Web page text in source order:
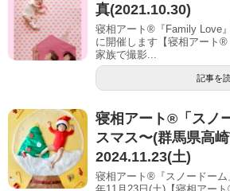
真(2021.10.30)
寝相アート®『Family Love
に開催します【寝相アート®︎
家族で撮影...
記事を
寝相アート®「スノ
スマス〜(群馬県高
2024.11.23(土)
寝相アート®『スノードーム